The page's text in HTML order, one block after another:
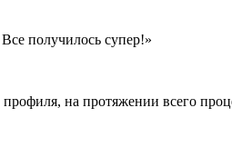
получилось супер!»
на протяжении всего